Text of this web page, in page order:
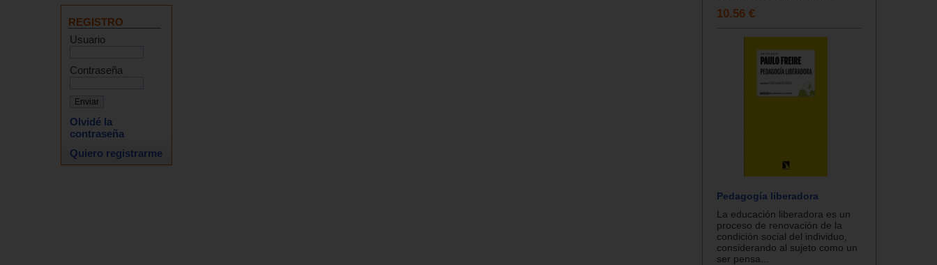
REGISTRO
Usuario
Contraseña
Olvidé la
contraseña
Quiero registrarme
10.56 €
Pedagogía liberadora
La educación liberadora es un
proceso de renovación de la
condición social del individuo,
considerando al sujeto como un
ser pensa...